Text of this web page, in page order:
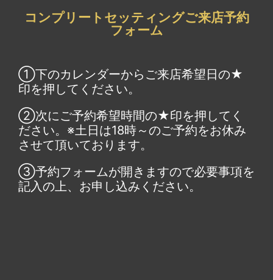
コンプリートセッティングご来店予約
フォーム
①下のカレンダーからご来店希望日の★
印を押してください。
②次にご予約希望時間の★印を押してく
ださい。※土日は18時～のご予約をお休み
させて頂いております。
③予約フォームが開きますので必要事項を
記入の上、お申し込みください。